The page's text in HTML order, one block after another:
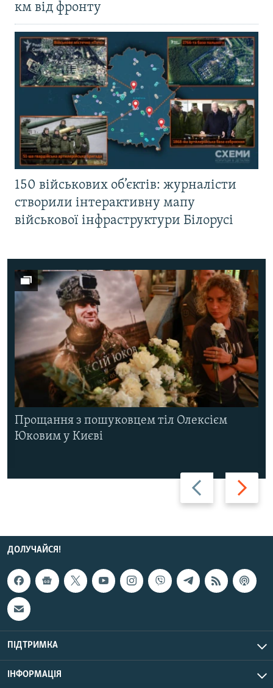
км від фронту
150 військових об’єктів: журналісти
створили інтерактивну мапу
військової інфраструктури Білорусі
Назад Вперед
Прощання з пошуковцем тіл Олексієм
Юковим у Києві
ДОЛУЧАЙСЯ!
ПІДТРИМКА
ІНФОРМАЦІЯ